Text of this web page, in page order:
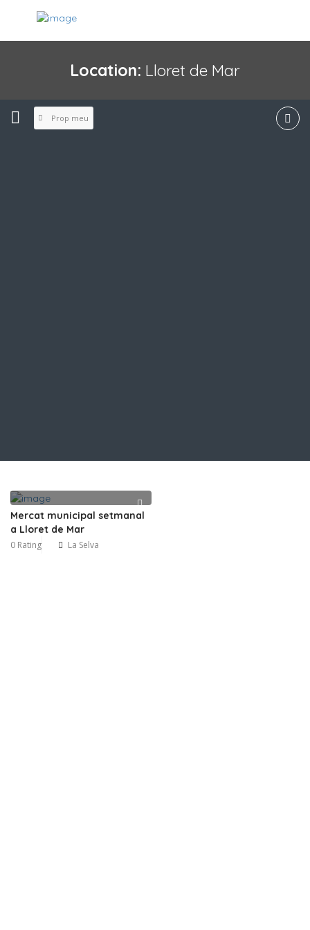
Location: Lloret de Mar
Prop meu
Mercat municipal setmanal
a Lloret de Mar
0 Rating La Selva